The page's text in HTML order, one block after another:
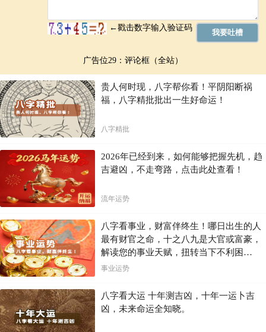
广告位29：评论框（全站）
贵人何时现，八字帮你看！平阴阳断祸
福，八字精批批出一生好命运！
八字精批
2026年已经到来，如何能够把握先机，趋
吉避凶，不走弯路，点击此处查看！
流年运势
八字看事业，财富伴终生！哪日出生的人
最有财官之命，十之八九是大官或富豪，
解读您的事业天赋，扭转当下不利困
局！！
事业运势
八字看大运 十年测吉凶，十年一运卜吉
凶，未来命运全知晓。